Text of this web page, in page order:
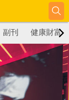
副刊 健康財富